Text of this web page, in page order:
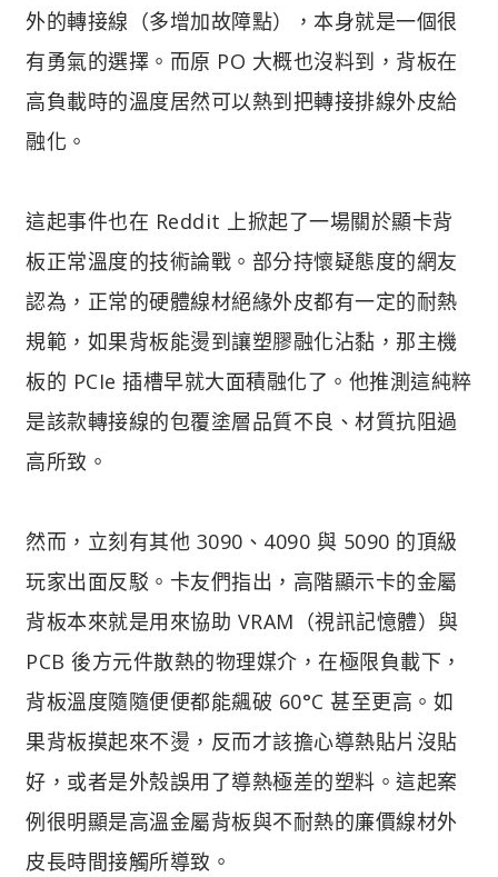
外的轉接線（多增加故障點），本身就是一個很
有勇氣的選擇。而原 PO 大概也沒料到，背板在
高負載時的溫度居然可以熱到把轉接排線外皮給
融化。
這起事件也在 Reddit 上掀起了一場關於顯卡背
板正常溫度的技術論戰。部分持懷疑態度的網友
認為，正常的硬體線材絕緣外皮都有一定的耐熱
規範，如果背板能燙到讓塑膠融化沾黏，那主機
板的 PCIe 插槽早就大面積融化了。他推測這純粹
是該款轉接線的包覆塗層品質不良、材質抗阻過
高所致。
然而，立刻有其他 3090、4090 與 5090 的頂級
玩家出面反駁。卡友們指出，高階顯示卡的金屬
背板本來就是用來協助 VRAM（視訊記憶體）與
PCB 後方元件散熱的物理媒介，在極限負載下，
背板溫度隨隨便便都能飆破 60°C 甚至更高。如
果背板摸起來不燙，反而才該擔心導熱貼片沒貼
好，或者是外殼誤用了導熱極差的塑料。這起案
例很明顯是高溫金屬背板與不耐熱的廉價線材外
皮長時間接觸所導致。